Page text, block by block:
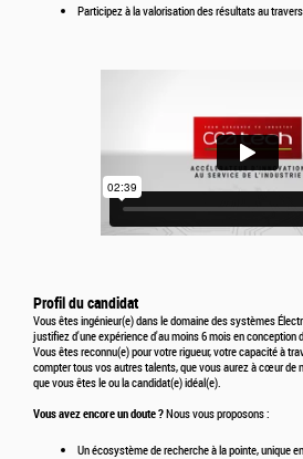
Participez à la valorisation des résultats au
Profil du candidat
Vous êtes ingénieur(e) dans le domaine des systèmes
justifiez d'une expérience d'au moins 6 mois en conception
Vous êtes reconnu(e) pour votre rigueur, votre capacité à
compter tous vos autres talents, que vous aurez à cœur de
que vous êtes le ou la candidat(e) idéal(e).
Vous avez encore un doute ?Nous vous proposons :
Un écosystème de recherche à la pointe, unique